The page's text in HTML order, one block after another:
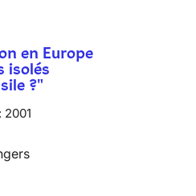
en Europe
isolés
?"
2001